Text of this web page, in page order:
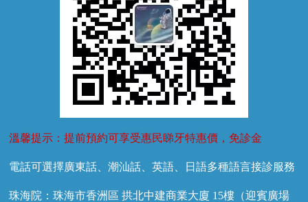
溫馨提示：提前預約可享受惠民睇牙特惠價，免診金
電話可選擇廣東話、潮汕話、英語、日語多種語言接診服務
珠海院：珠海市香洲區 拱北中建商業大廈 15樓（迎賓廣場